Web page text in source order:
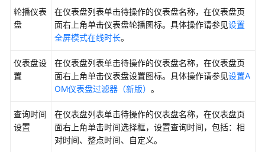
版）
管
版）
Prometheus
轮播仪表
盘
在仪表盘列表单击待操作的仪表盘名称，在仪表盘页
面右上角单击仪表盘轮播图标。具体操作请参见设置
全屏模式在线时长。
仪表盘设
置
在仪表盘列表单击待操作的仪表盘名称，在仪表盘页
面右上角单击仪表盘设置图标。具体操作请参见设置A
OM仪表盘过滤器（新版） 。
查询时间
设置
在仪表盘列表单击待操作的仪表盘名称，在仪表盘页
面右上角单击时间选择框，设置查询时间，包括：相
对时间、整点时间、自定义。